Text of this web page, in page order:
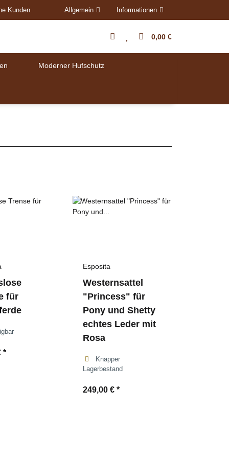
Kunden Allgemein Informationen
0,00 €
Moderner Hufschutz
für
*
Esposita
Westernsattel
"Princess" für
Pony und Shetty
echtes Leder mit
Rosa
Knapper
Lagerbestand
249,00 €*